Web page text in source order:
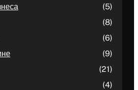
(5)
(8)
(6)
(9)
(21)
(4)